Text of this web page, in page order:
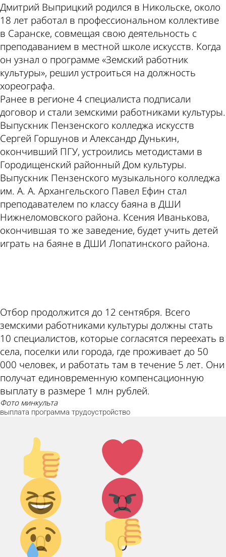
Дмитрий Выприцкий родился в Никольске, около
18 лет работал в профессиональном коллективе
в Саранске, совмещая свою деятельность с
преподаванием в местной школе искусств. Когда
он узнал о программе «Земский работник
культуры», решил устроиться на должность
хореографа.
Ранее в регионе 4 специалиста подписали
договор и стали земскими работниками культуры.
Выпускник Пензенского колледжа искусств
Сергей Горшунов и Александр Дунькин,
окончивший ПГУ, устроились методистами в
Городищенский районный Дом культуры.
Выпускник Пензенского музыкального колледжа
им. А. А. Архангельского Павел Ефин стал
преподавателем по классу баяна в ДШИ
Нижнеломовского района. Ксения Иванькова,
окончившая то же заведение, будет учить детей
играть на баяне в ДШИ Лопатинского района.
Отбор продолжится до 12 сентября. Всего
земскими работниками культуры должны стать
10 специалистов, которые согласятся переехать в
села, поселки или города, где проживает до 50
000 человек, и работать там в течение 5 лет. Они
получат единовременную компенсационную
выплату в размере 1 млн рублей.
фото минкульта
выплата программа трудоустройство
Палец
вверх!
0
Лайк!
0
Дикий
смех!
0
Агрессия!
0
Грусть :(
Палец
вниз!